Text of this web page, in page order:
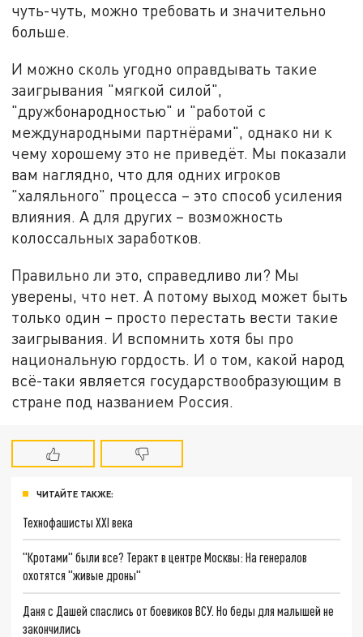
чуть-чуть, можно требовать и значительно
больше.
И можно сколь угодно оправдывать такие
заигрывания "мягкой силой",
"дружбонародностью" и "работой с
международными партнёрами", однако ни к
чему хорошему это не приведёт. Мы показали
вам наглядно, что для одних игроков
"халяльного" процесса – это способ усиления
влияния. А для других – возможность
колоссальных заработков.
Правильно ли это, справедливо ли? Мы
уверены, что нет. А потому выход может быть
только один – просто перестать вести такие
заигрывания. И вспомнить хотя бы про
национальную гордость. И о том, какой народ
всё-таки является государствообразующим в
стране под названием Россия.
ЧИТАЙТЕ ТАКЖЕ:
Технофашисты XXI века
"Кротами" были все? Теракт в центре Москвы: На генералов
охотятся "живые дроны"
Даня с Дашей спаслись от боевиков ВСУ. Но беды для малышей не
закончились